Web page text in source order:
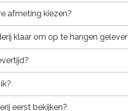
afmeting kiezen?
klaar om op te hangen
eerst bekijken?